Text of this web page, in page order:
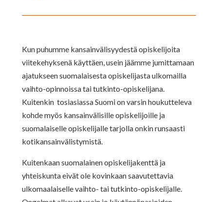
Kun puhumme kansainvälisyydestä opiskelijoita
viitekehyksenä käyttäen, usein jäämme jumittamaan
ajatukseen suomalaisesta opiskelijasta ulkomailla
vaihto-opinnoissa tai tutkinto-opiskelijana.
Kuitenkin tosiasiassa Suomi on varsin houkutteleva
kohde myös kansainvälisille opiskelijoille ja
suomalaiselle opiskelijalle tarjolla onkin runsaasti
kotikansainvälistymistä.
Kuitenkaan suomalainen opiskelijakenttä ja
yhteiskunta eivät ole kovinkaan saavutettavia
ulkomaalaiselle vaihto- tai tutkinto-opiskelijalle.